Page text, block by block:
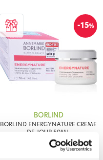
-15%
BORLIND
BORLIND ENERGYNATURE CREME
DE JOUR 50ML
20,83 €